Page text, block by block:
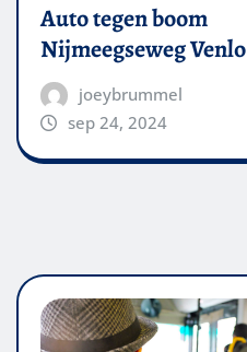
Auto tegen boom
Nijmeegseweg Venlo
joeybrummel
sep 24, 2024